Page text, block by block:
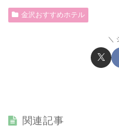
金沢おすすめホテル
関連記事